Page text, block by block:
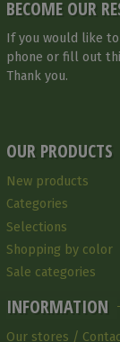
BECOME OUR
If you would like
phone or fill out
Thank you.
OUR PRODUCTS
New products
Categories
Selections
Shopping by color
Sale categories
INFORMATION
Our stores /